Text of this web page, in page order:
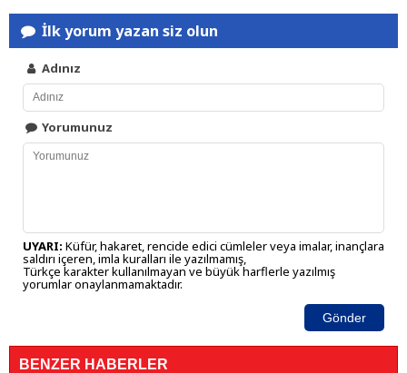
İlk yorum yazan siz olun
Adınız
Yorumunuz
UYARI: Küfür, hakaret, rencide edici cümleler veya imalar, inançlara
saldırı içeren, imla kuralları ile yazılmamış,
Türkçe karakter kullanılmayan ve büyük harflerle yazılmış
yorumlar onaylanmamaktadır.
Gönder
BENZER HABERLER